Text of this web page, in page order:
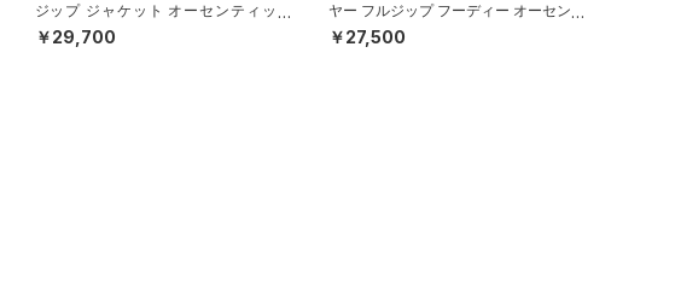
ジップ ジャケット オーセンティック
（ベースボール/MEN）
￥29,700
ヤー フルジップ フーディー オーセンテ
ィック（ベースボール/MEN）
￥27,500